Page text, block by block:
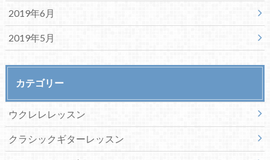
2019年6月
2019年5月
カテゴリー
ウクレレレッスン
クラシックギターレッスン